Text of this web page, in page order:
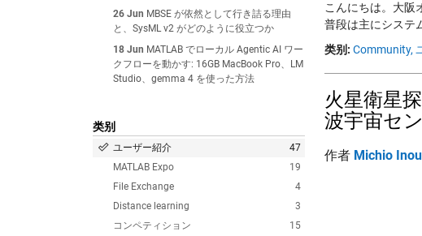
26 Jun MBSE が依然として行き詰る理由
と、SysML v2 がどのように役立つか
18 Jun MATLAB でローカル Agentic AI ワー
クフローを動かす: 16GB MacBook Pro、LM
Studio、gemma 4 を使った方法
类别
47
ユーザー紹介
19
MATLAB Expo
4
File Exchange
3
Distance learning
15
コンペティション
こんにちは。大阪
普段は主にシステ
类别: Community,
火星衛星
波宇宙セ
作者 Michio